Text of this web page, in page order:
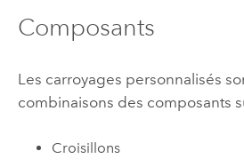
Composants
Les carroyages personnalisés
combinaisons des composants
Croisillons